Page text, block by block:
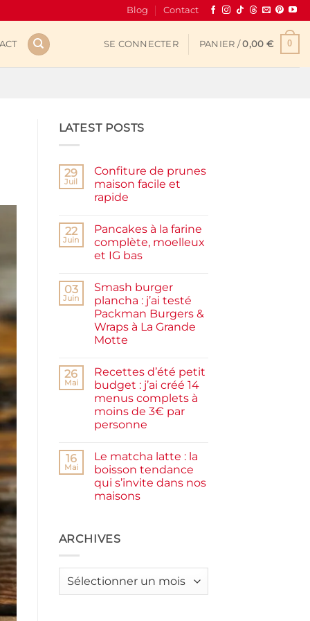
Blog Contact
SE CONNECTER PANIER /0,00 € 0
LATEST POSTS
29
Juil
Confiture de prunes
maison facile et
rapide
sur
Confiture
de
prunes
et
rapide
22
Juin
Pancakes à la farine
complète, moelleux
et IG bas
sur
Pancakes
à
la
farine
complète,
moelleux
bas
03
Juin
Smash burger
plancha : j’ai testé
Packman Burgers &
Wraps à La Grande
Motte
sur
Smash
burger
plancha :
j’ai
testé
Packman
à
La
Grande
Motte
26
Mai
Recettes d’été petit
budget : j’ai créé 14
menus complets à
moins de 3€ par
personne
sur
Recettes
d’été
petit
budget
menus
complets
3€
16
Mai
Le matcha latte : la
boisson tendance
qui s’invite dans nos
maisons
Le
matcha
boisson
ARCHIVES
Archives